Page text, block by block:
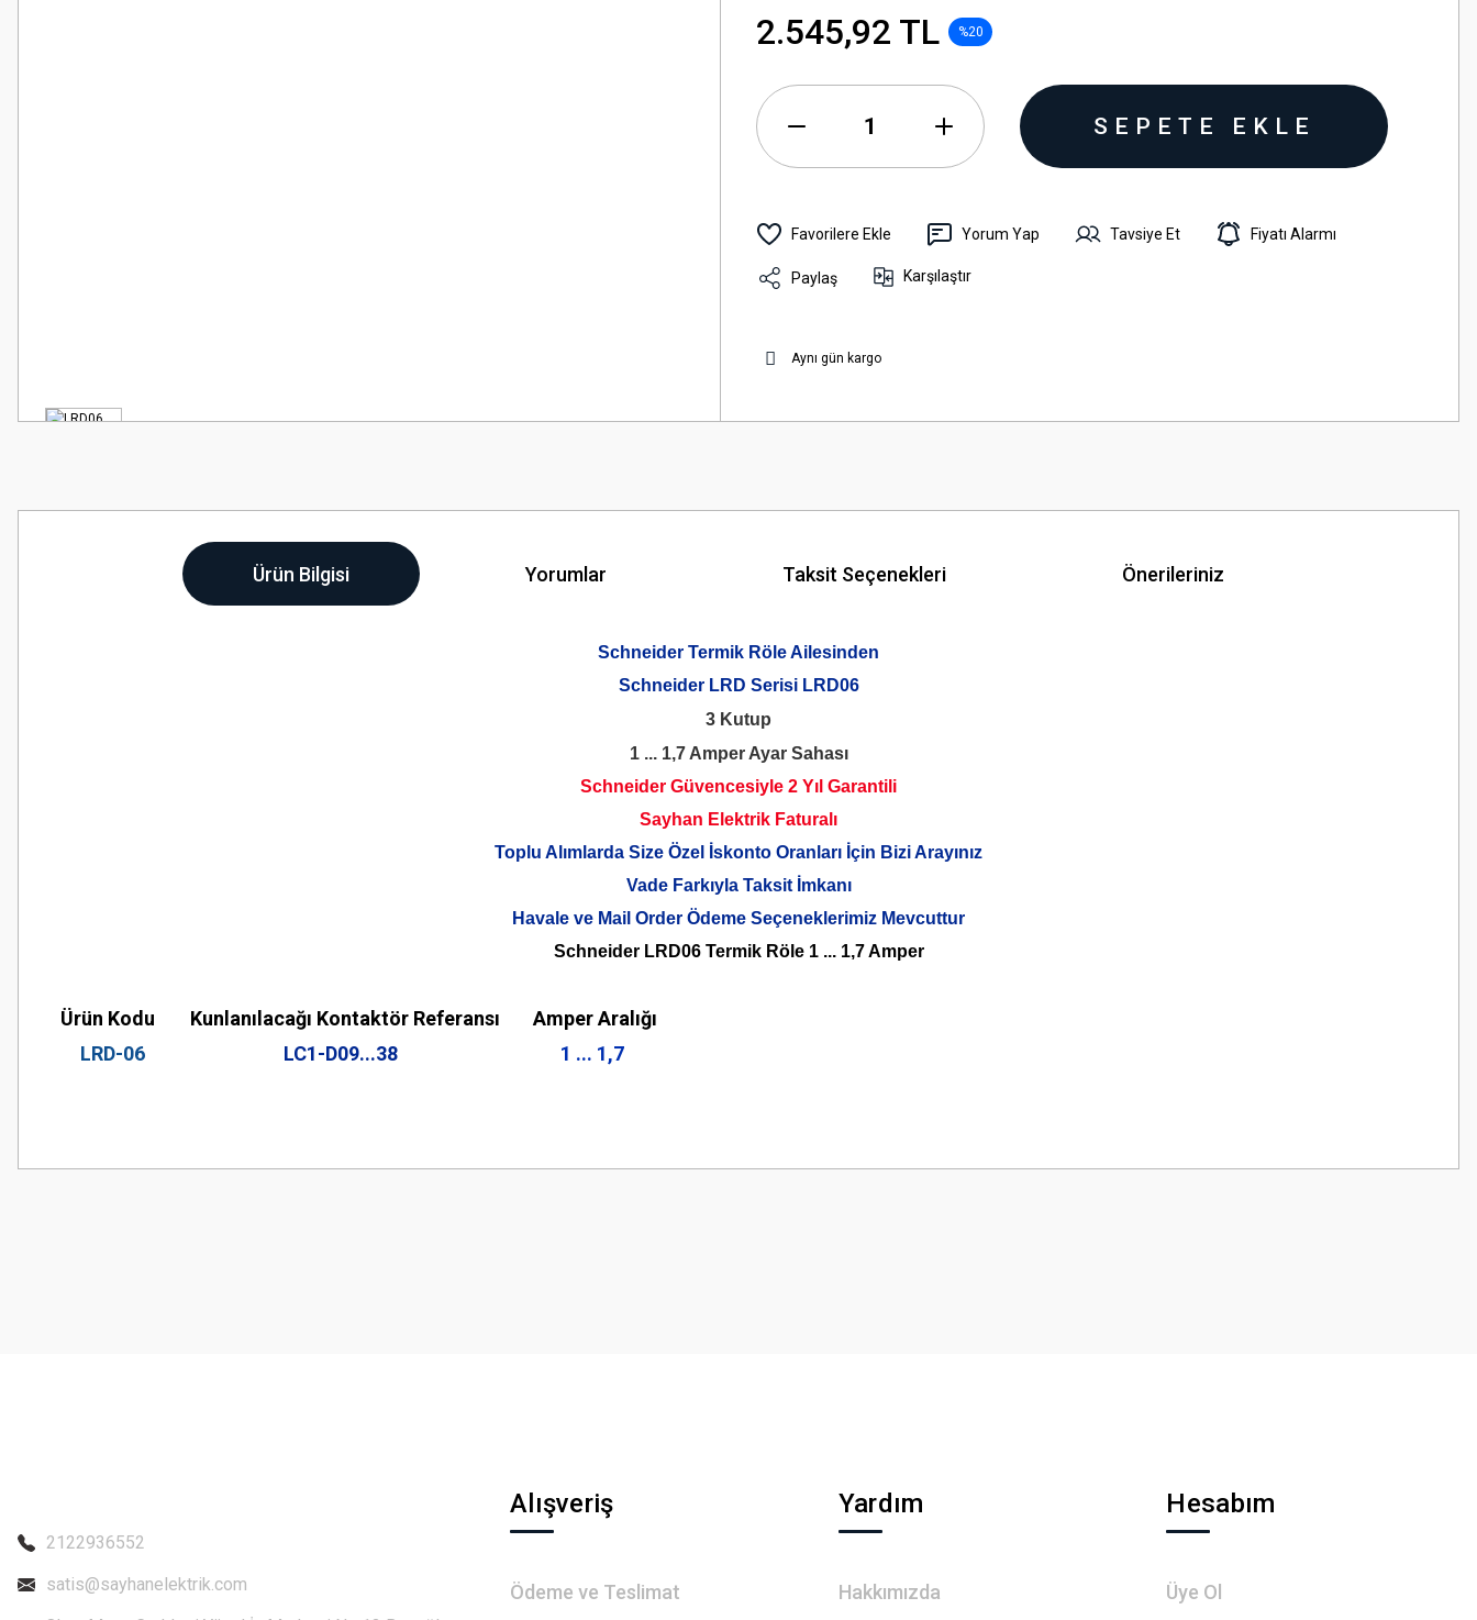
2.545,92 TL %20
SEPETE EKLE
Yorum Yap Tavsiye Et Fiyatı Alarmı
Paylaş Karşılaştır
Aynı gün kargo
Ürün Bilgisi Yorumlar Taksit Seçenekleri Önerileriniz
Schneider Termik Röle Ailesinden
Schneider LRD Serisi LRD06
3 Kutup
1 ... 1,7 Amper Ayar Sahası
Schneider Güvencesiyle 2 Yıl Garantili
Sayhan Elektrik Faturalı
Toplu Alımlarda Size Özel İskonto Oranları İçin Bizi Arayınız
Vade Farkıyla Taksit İmkanı
Havale ve Mail Order Ödeme Seçeneklerimiz Mevcuttur
Schneider LRD06 Termik Röle 1 ... 1,7 Amper
Ürün Kodu Kunlanılacağı Kontaktör Referansı
Amper Aralığı
LRD-06
LC1-D09...38 1 ... 1,7
Görüş ve önerileriniz için teşekkür ederiz.
2122936552
satis@sayhanelektrik.com
Alışveriş
Ödeme ve Teslimat
Yardım
Hakkımızda
Hesabım
Üye Ol